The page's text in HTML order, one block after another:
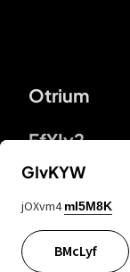
Otrium
FfYIy2
Lj7sBL
GIvKYW
jOXvm4 mI5M8K
BMcLyf